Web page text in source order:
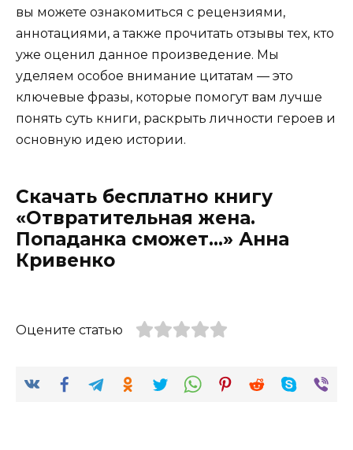
вы можете ознакомиться с рецензиями,
аннотациями, а также прочитать отзывы тех, кто
уже оценил данное произведение. Мы
уделяем особое внимание цитатам — это
ключевые фразы, которые помогут вам лучше
понять суть книги, раскрыть личности героев и
основную идею истории.
Скачать бесплатно книгу
«Отвратительная жена.
Попаданка сможет…» Анна
Кривенко
Оцените статью